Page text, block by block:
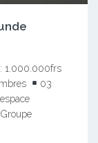
1.000.000frs
03
Groupe